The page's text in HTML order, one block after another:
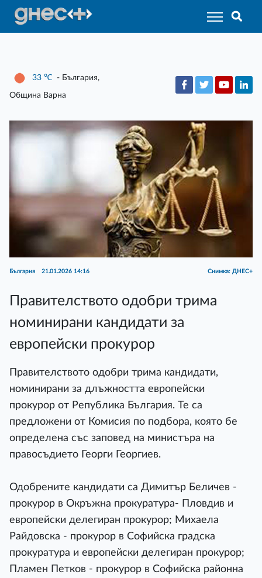
33 ℃ - България,
Община Варна
България 21.01.2026 14:16 Снимка: ДНЕС+
Правителството одобри трима
номинирани кандидати за
европейски прокурор
Правителството одобри трима кандидати,
номинирани за длъжността европейски
прокурор от Република България. Те са
предложени от Комисия по подбора, която бе
определена със заповед на министъра на
правосъдието Георги Георгиев.
Одобрените кандидати са Димитър Беличев -
прокурор в Окръжна прокуратура- Пловдив и
европейски делегиран прокурор; Михаела
Райдовска - прокурор в Софийска градска
прокуратура и европейски делегиран прокурор;
Пламен Петков - прокурор в Софийска районна